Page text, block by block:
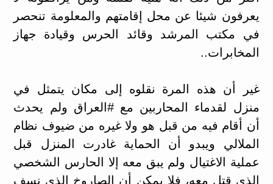
يعرفون شيئا عن محل إقامتهم والمعلومة تنحصر
في مكتب المرشد وقائد الحرس وقيادة جهاز
المخابرات..
غير أن هذه المرة نقلوه إلى مكان يتمثل في
منزل لقدماء المحاربين مع ‎#العراق ولم يحدث
أن أقام فيه من قبل هو ولا غيره من ضيوف نظام
الملالي ويبدو أن الحماية غادرت المنزل قبل
عملية الاغتيال ولم يبق معه إلا الحارس الشخصي
الذي قتل معه، فلا يمكن أن الصاروخ الذي نسف